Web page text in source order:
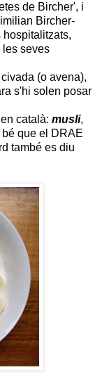
de Bircher', i
Bircher-
hospitalitzats,
les seves
(o avena),
s'hi solen posar
català: musli,
que el DRAE
també es diu